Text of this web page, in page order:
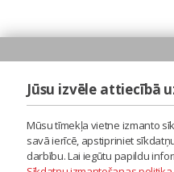
Jūsu izvēle attiecībā
Mūsu tīmekļa vietne izmanto
savā ierīcē, apstipriniet
darbību. Lai iegūtu papildu